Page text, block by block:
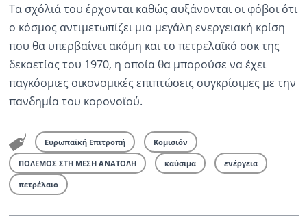
Τα σχόλιά του έρχονται καθώς αυξάνονται οι φόβοι ότι
ο κόσμος αντιμετωπίζει μια μεγάλη ενεργειακή κρίση
που θα υπερβαίνει ακόμη και το πετρελαϊκό σοκ της
δεκαετίας του 1970, η οποία θα μπορούσε να έχει
παγκόσμιες οικονομικές επιπτώσεις συγκρίσιμες με την
πανδημία του κορονοϊού.
Ευρωπαϊκή Επιτροπή Κομισιόν
ΠΟΛΕΜΟΣ ΣΤΗ ΜΕΣΗ ΑΝΑΤΟΛΗ καύσιμα ενέργεια
πετρέλαιο